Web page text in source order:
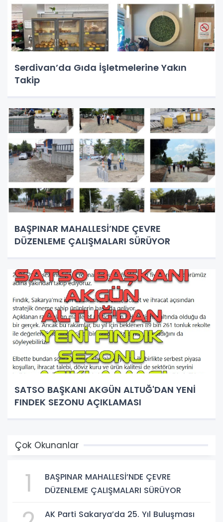
Serdivan’da Gıda İşletmelerine Yakın
Takip
BAŞPINAR MAHALLESİ’NDE ÇEVRE
DÜZENLEME ÇALIŞMALARI SÜRÜYOR
SATSO BAŞKANI AKGÜN ALTUĞ'DAN YENİ
FINDEK SEZONU AÇIKLAMASI
Çok Okunanlar
1
BAŞPINAR MAHALLESİ’NDE ÇEVRE
DÜZENLEME ÇALIŞMALARI SÜRÜYOR
AK Parti Sakarya’da 25. Yıl Buluşması